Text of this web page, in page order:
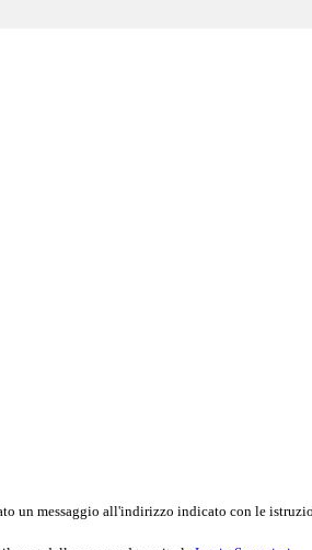
un messaggio all'indirizzo indicato con le